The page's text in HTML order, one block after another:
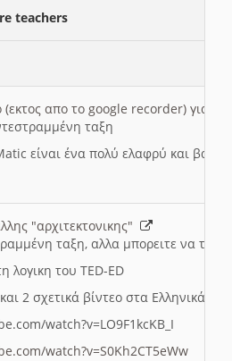
teachers
(εκτος απο το google recorder) για
ταξη
είναι ένα πολύ ελαφρύ και
"αρχιτεκτονικης"
ταξη, αλλα μπορειτε να το
λογικη του TED-ED
2 σχετικά βίντεο στα Ελληνικά:
watch?v=LO9F1kcKB_I
watch?v=S0Kh2CT5eWw